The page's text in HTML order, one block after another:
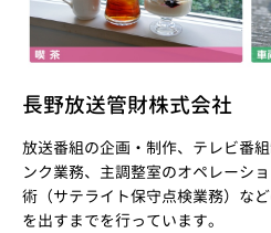
長野放送管財株式会社
放送番組の企画・制作、テレビ番
ンク業務、主調整室のオペレーシ
術（サテライト保守点検業務）な
を出すまでを行っています。